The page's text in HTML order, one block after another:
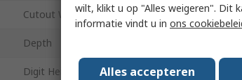
Cutout Width 92mm
Depth
Digit Height 20mm
wilt, klikt u op "Alles weigeren". Dit
informatie vindt u in ons
Alles accepteren